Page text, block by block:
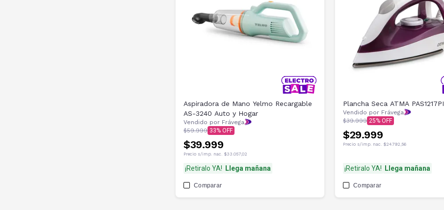
Aspiradora de Mano Yelmo Recargable
AS-3240 Auto y Hogar
Vendido por Frávega
$59.999 33
$39.999
Precio s/imp. nac. $33.057,02
¡Retiralo YA! Llega mañana
Comparar
Plancha Seca ATMA PAS1217PI
Vendido por Frávega
$39.999 25
$29.999
Precio s/imp. nac. $24.792,56
¡Retiralo YA! Llega mañana
Comparar